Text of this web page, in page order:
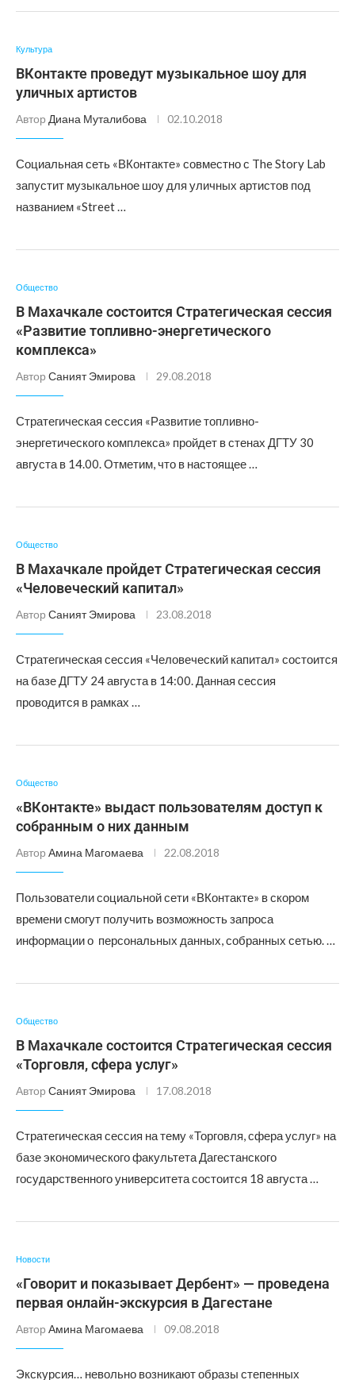
Культура
ВКонтакте проведут музыкальное шоу для
уличных артистов
Автор Диана Муталибова 02.10.2018
Социальная сеть «ВКонтакте» совместно с The Story Lab
запустит музыкальное шоу для уличных артистов под
названием «Street …
Общество
В Махачкале состоится Стратегическая сессия
«Развитие топливно-энергетического
комплекса»
Автор Саният Эмирова 29.08.2018
Стратегическая сессия «Развитие топливно-
энергетического комплекса» пройдет в стенах ДГТУ 30
августа в 14.00. Отметим, что в настоящее …
Общество
В Махачкале пройдет Стратегическая сессия
«Человеческий капитал»
Автор Саният Эмирова 23.08.2018
Стратегическая сессия «Человеческий капитал» состоится
на базе ДГТУ 24 августа в 14:00. Данная сессия
проводится в рамках …
Общество
«ВКонтакте» выдаст пользователям доступ к
собранным о них данным
Автор Амина Магомаева 22.08.2018
Пользователи социальной сети «ВКонтакте» в скором
времени смогут получить возможность запроса
информации о персональных данных, собранных сетью. …
Общество
В Махачкале состоится Стратегическая сессия
«Торговля, сфера услуг»
Автор Саният Эмирова 17.08.2018
Стратегическая сессия на тему «Торговля, сфера услуг» на
базе экономического факультета Дагестанского
государственного университета состоится 18 августа …
Новости
«Говорит и показывает Дербент» — проведена
первая онлайн-экскурсия в Дагестане
Автор Амина Магомаева 09.08.2018
Экскурсия… невольно возникают образы степенных